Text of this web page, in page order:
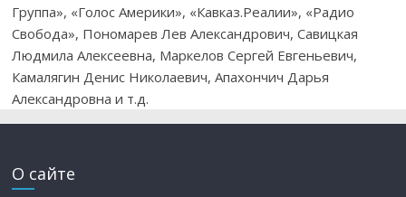
Группа», «Голос Америки», «Кавказ.Реалии», «Радио
Свобода», Пономарев Лев Александрович, Савицкая
Людмила Алексеевна, Маркелов Сергей Евгеньевич,
Камалягин Денис Николаевич, Апахончич Дарья
Александровна и т.д.
О сайте